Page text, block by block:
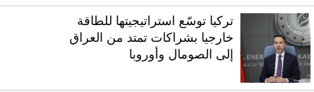
تركيا توسّع استراتيجيتها للطاقة
خارجيا بشراكات تمتد من العراق
إلى الصومال وأوروبا